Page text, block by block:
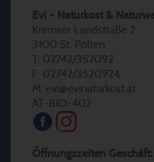
Evi - Naturkost &
Kremser Landstraße 2
3100 St. Pölten
T: 02742/352092
F: 02742/3520924
M: evi@evinaturkost.at
AT-BIO-402
Öffnungszeiten Geschäft: